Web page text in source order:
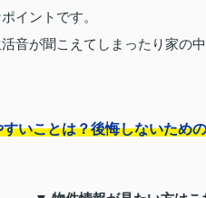
イントです。
音が聞こえてしまったり家の
いことは？後悔しないため